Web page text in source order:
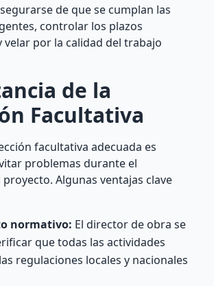
de que se cumplan las
controlar los plazos
velar por la calidad del trabajo
de la
Facultativa
facultativa adecuada es
problemas durante el
Algunas ventajas clave
normativo: El director de obra se
que todas las actividades
regulaciones locales y nacionales